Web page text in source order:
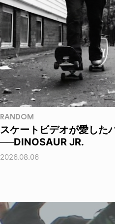
RANDOM
スケートビデオが愛した
──DINOSAUR JR.
2026.08.06